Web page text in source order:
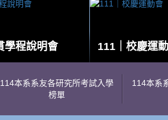
學程說明會 111｜校慶運
114本系系友各研究所考試入學
榜單
114本系